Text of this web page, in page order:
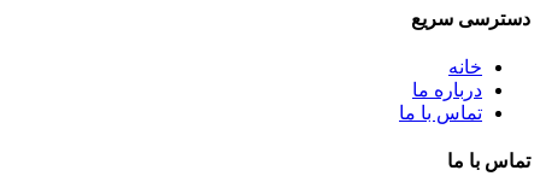
دسترسی سریع
خانه
درباره ما
تماس با ما
تماس با ما